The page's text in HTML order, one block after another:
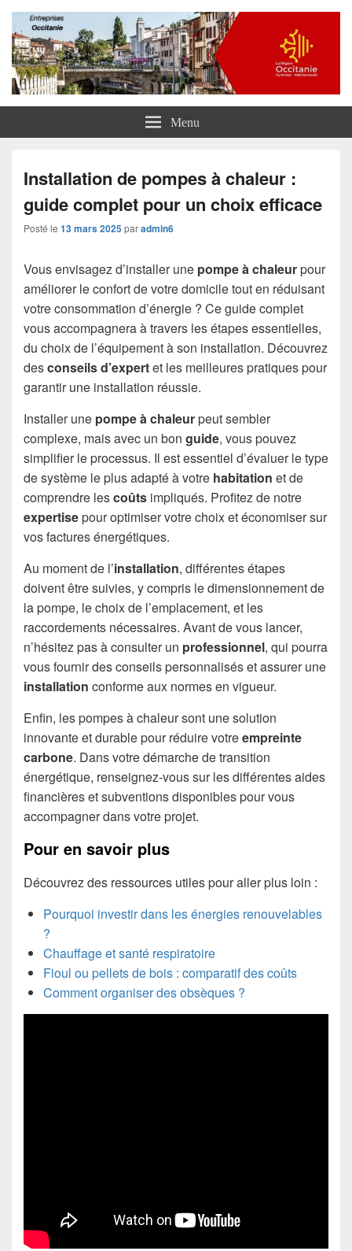
Entreprises Occitanie
Menu
Installation de pompes à chaleur :
guide complet pour un choix efficace
Posté le 13 mars 2025paradmin6
Vous envisagez d’installer une pompe à chaleurpour
améliorer le confort de votre domicile tout en réduisant
votre consommation d’énergie ? Ce guide complet
vous accompagnera à travers les étapes essentielles,
du choix de l’équipement à son installation. Découvrez
desconseils d’expertet les meilleures pratiques pour
garantir une installation réussie.
Installer une pompe à chaleurpeut sembler
complexe, mais avec un bon guide, vous pouvez
simplifier le processus. Il est essentiel d’évaluer le type
de système le plus adapté à votre habitation et de
comprendre lescoûts impliqués. Profitez de notre
expertisepour optimiser votre choix et économiser sur
vos factures énergétiques.
Au moment de l’installation, différentes étapes
doivent être suivies, y compris le dimensionnement de
la pompe, le choix de l’emplacement, et les
raccordements nécessaires. Avant de vous lancer,
n’hésitez pas à consulter un professionnel, qui pourra
vous fournir des conseils personnalisés et assurer une
installation conforme aux normes en vigueur.
Enfin, les pompes à chaleur sont une solution
innovante et durable pour réduire votreempreinte
carbone. Dans votre démarche de transition
énergétique, renseignez-vous sur les différentes aides
financières et subventions disponibles pour vous
accompagner dans votre projet.
Pour en savoir plus
Découvrez des ressources utiles pour aller plus loin :
Pourquoi investir dans les énergies renouvelables
?
Chauffage et santé respiratoire
Fioul ou pellets de bois : comparatif des coûts
Comment organiser des obsèques ?